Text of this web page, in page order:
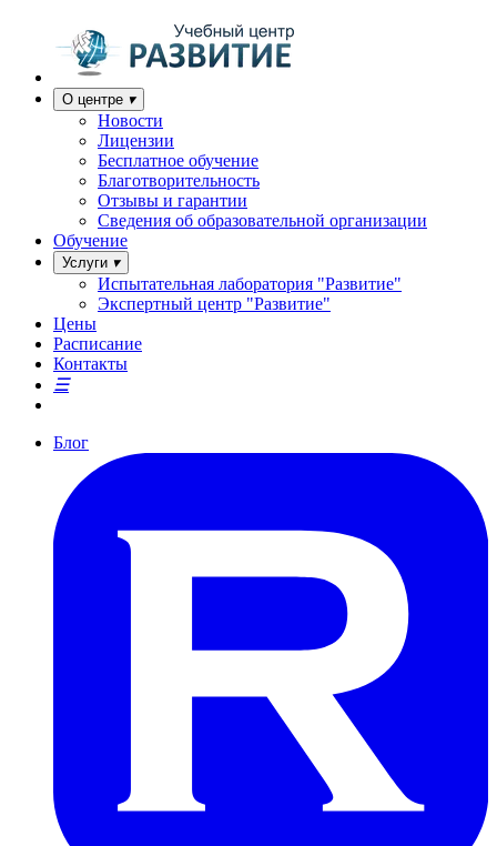
О центре
Новости
Лицензии
Бесплатное обучение
Благотворительность
Отзывы и гарантии
Сведения об образовательной организации
Обучение
Услуги
Испытательная лаборатория "Развитие"
Экспертный центр "Развитие"
Цены
Расписание
Контакты
Блог